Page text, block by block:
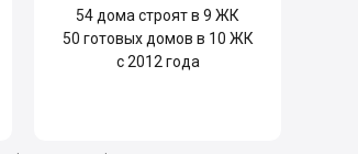
54 дома строят в 9 ЖК
50 готовых домов в 10 ЖК
с 2012 года